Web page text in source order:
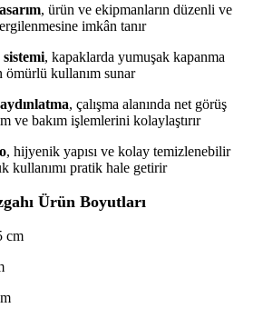
, ürün ve ekipmanların düzenli ve
imkân tanır
, kapaklarda yumuşak kapanma
ömürlü kullanım sunar
, çalışma alanında net görüş
ve bakım işlemlerini kolaylaştırır
, hijyenik yapısı ve kolay temizlenebilir
kullanımı pratik hale getirir
Ürün Boyutları
cm